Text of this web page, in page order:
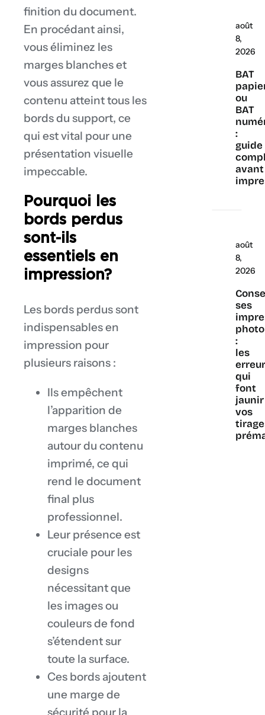
finition du document.
En procédant ainsi,
vous éliminez les
marges blanches et
vous assurez que le
contenu atteint tous les
bords du support, ce
qui est vital pour une
présentation visuelle
impeccable.
Pourquoi les
bords perdus
sont-ils
essentiels en
impression?
Les bords perdus sont
indispensables en
impression pour
plusieurs raisons :
Ils empêchent
l’apparition de
marges blanches
autour du contenu
imprimé, ce qui
rend le document
final plus
professionnel.
Leur présence est
cruciale pour les
designs
nécessitant que
les images ou
couleurs de fond
s’étendent sur
toute la surface.
Ces bords ajoutent
une marge de
sécurité pour la
août
8,
2026
BAT
ou
BAT
:
guide
avant
août
8,
2026
ses
photo
:
les
qui
font
jaunir
vos